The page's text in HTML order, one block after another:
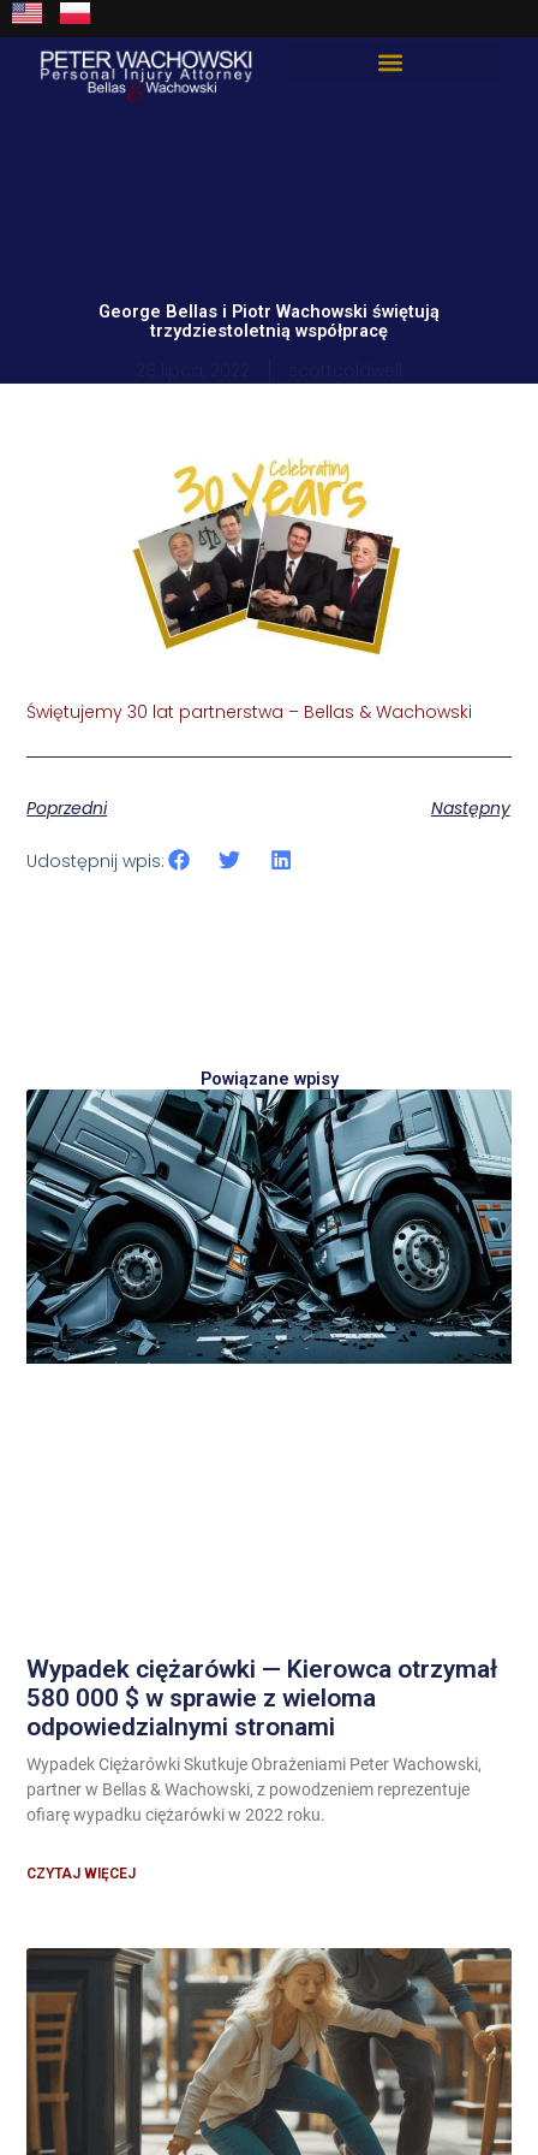
treści
Przejdź
do
treści
George Bellas i Piotr Wachowski świętują
trzydziestoletnią współpracę
Świętujemy 30 lat partnerstwa – Bellas & Wachowski
Poprzedni Następny
Udostępnij wpis:
Powiązane wpisy
Wypadek ciężarówki — Kierowca otrzymał
580 000 $ w sprawie z wieloma
odpowiedzialnymi stronami
Wypadek Ciężarówki Skutkuje Obrażeniami Peter Wachowski,
partner w Bellas & Wachowski, z powodzeniem reprezentuje
ofiarę wypadku ciężarówki w 2022 roku.
CZYTAJ WIĘCEJ